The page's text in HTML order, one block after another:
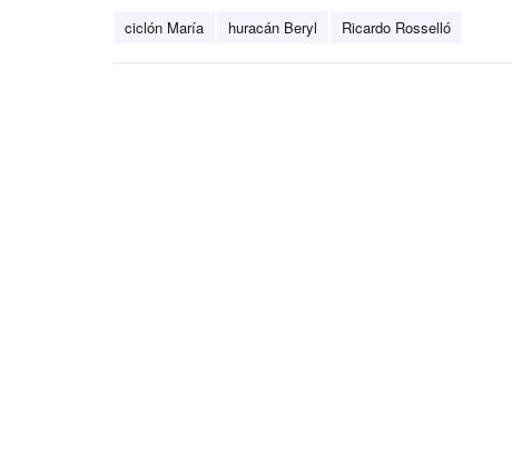
ciclón María huracán Beryl Ricardo Rosselló